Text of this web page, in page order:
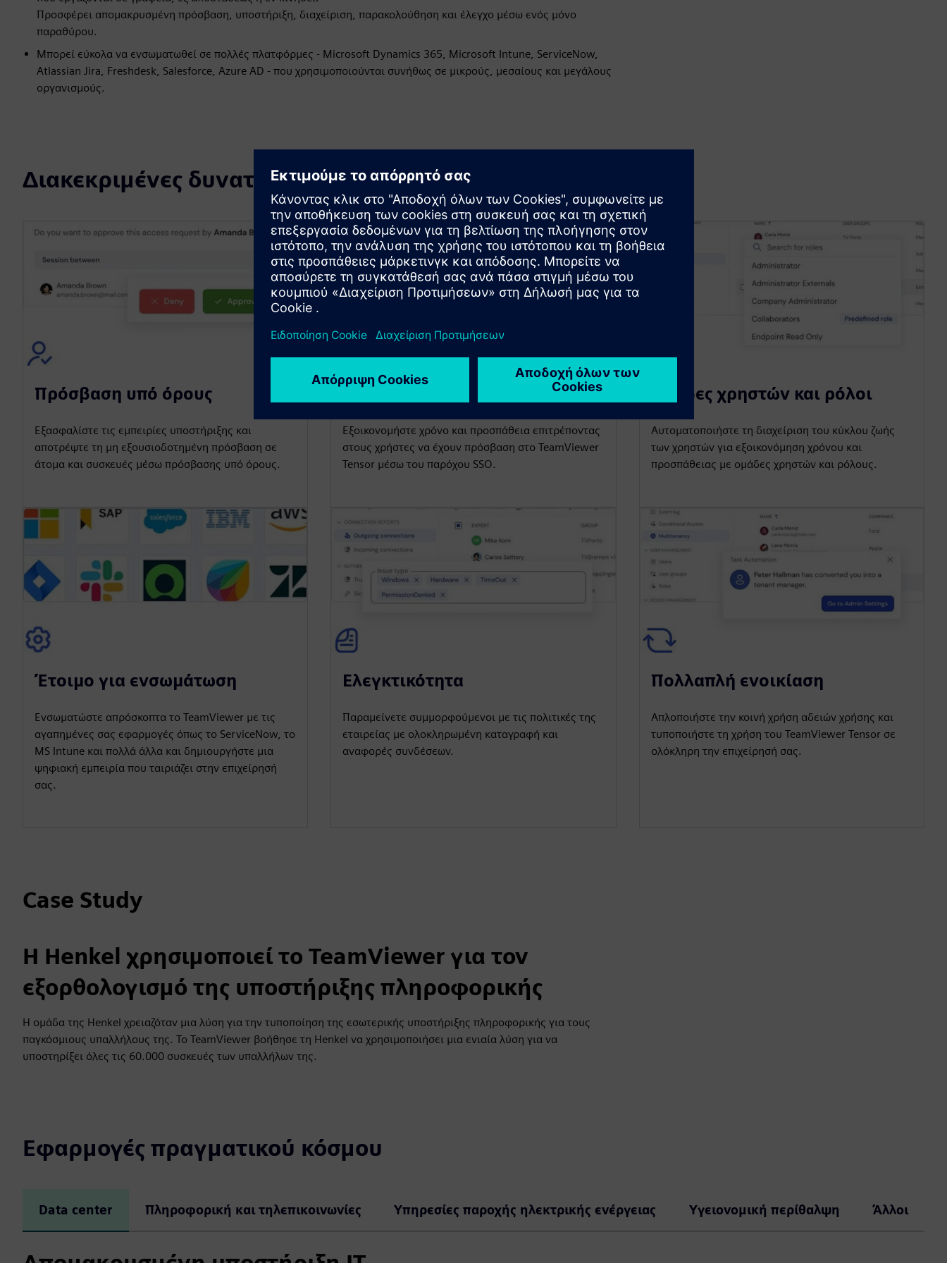
Προσφέρει απομακρυσμένη πρόσβαση, υποστήριξη, διαχείριση, παρακολούθηση και έλεγχο μέσω ενός μόνο
παραθύρου.
Μπορεί εύκολα να ενσωματωθεί σε πολλές πλατφόρμες - Microsoft Dynamics 365, Microsoft Intune, ServiceNow,
Atlassian Jira, Freshdesk, Salesforce, Azure AD - που χρησιμοποιούνται συνήθως σε μικρούς, μεσαίους και μεγάλους
οργανισμούς.
Διακεκριμένες δυνατότητες
Πρόσβαση υπό όρους
Εξασφαλίστε τις εμπειρίες υποστήριξης και
αποτρέψτε τη μη εξουσιοδοτημένη πρόσβαση σε
άτομα και συσκευές μέσω πρόσβασης υπό όρους.
Ενιαία σύνδεση (SSO)
Εξοικονομήστε χρόνο και προσπάθεια επιτρέποντας
στους χρήστες να έχουν πρόσβαση στο TeamViewer
Tensor μέσω του παρόχου SSO.
Ομάδες χρηστών και ρόλοι
Αυτοματοποιήστε τη διαχείριση του κύκλου ζωής
των χρηστών για εξοικονόμηση χρόνου και
προσπάθειας με ομάδες χρηστών και ρόλους.
Έτοιμο για ενσωμάτωση
Ενσωματώστε απρόσκοπτα το TeamViewer με τις
αγαπημένες σας εφαρμογές όπως το ServiceNow, το
MS Intune και πολλά άλλα και δημιουργήστε μια
ψηφιακή εμπειρία που ταιριάζει στην επιχείρησή
σας.
Ελεγκτικότητα
Παραμείνετε συμμορφούμενοι με τις πολιτικές της
εταιρείας με ολοκληρωμένη καταγραφή και
αναφορές συνδέσεων.
Πολλαπλή ενοικίαση
Απλοποιήστε την κοινή χρήση αδειών χρήσης και
τυποποιήστε τη χρήση του TeamViewer Tensor σε
ολόκληρη την επιχείρησή σας.
Case Study
Η Henkel χρησιμοποιεί το TeamViewer για τον
εξορθολογισμό της υποστήριξης πληροφορικής
Η ομάδα της Henkel χρειαζόταν μια λύση για την τυποποίηση της εσωτερικής υποστήριξης πληροφορικής για τους
παγκόσμιους υπαλλήλους της. Το TeamViewer βοήθησε τη Henkel να χρησιμοποιήσει μια ενιαία λύση για να
υποστηρίξει όλες τις 60.000 συσκευές των υπαλλήλων της.
Εφαρμογές πραγματικού κόσμου
Data center Πληροφορική και τηλεπικοινωνίες Υπηρεσίες παροχής ηλεκτρικής ενέργειας Υγειονομική περίθαλψη Άλλοι